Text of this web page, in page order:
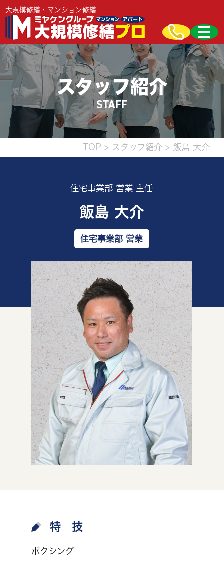
大規模修繕・マンション修繕
スタッフ紹介
STAFF
TOP > スタッフ紹介 > 飯島 大介
住宅事業部 営業 主任
飯島 大介
住宅事業部 営業
特 技
ボクシング